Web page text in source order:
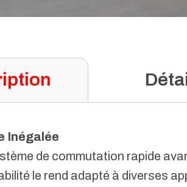
Inégalée
de commutation rapide
le rend adapté à diverses